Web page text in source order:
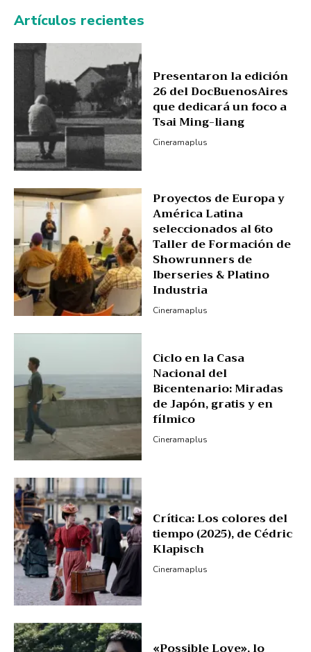
Artículos recientes
Presentaron la edición
26 del DocBuenosAires
que dedicará un foco a
Tsai Ming-liang
Cineramaplus
Proyectos de Europa y
América Latina
seleccionados al 6to
Taller de Formación de
Showrunners de
Iberseries & Platino
Industria
Cineramaplus
Ciclo en la Casa
Nacional del
Bicentenario: Miradas
de Japón, gratis y en
fílmico
Cineramaplus
Crítica: Los colores del
tiempo (2025), de Cédric
Klapisch
Cineramaplus